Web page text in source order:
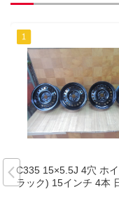
C335 15×5.5J 4穴 ホ
ラック) 15インチ 4本